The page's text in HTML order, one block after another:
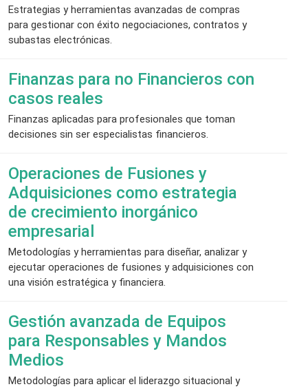
Estrategias y herramientas avanzadas de compras
para gestionar con éxito negociaciones, contratos y
subastas electrónicas.
Finanzas para no Financieros con
casos reales
Finanzas aplicadas para profesionales que toman
decisiones sin ser especialistas financieros.
Operaciones de Fusiones y
Adquisiciones como estrategia
de crecimiento inorgánico
empresarial
Metodologías y herramientas para diseñar, analizar y
ejecutar operaciones de fusiones y adquisiciones con
una visión estratégica y financiera.
Gestión avanzada de Equipos
para Responsables y Mandos
Medios
Metodologías para aplicar el liderazgo situacional y